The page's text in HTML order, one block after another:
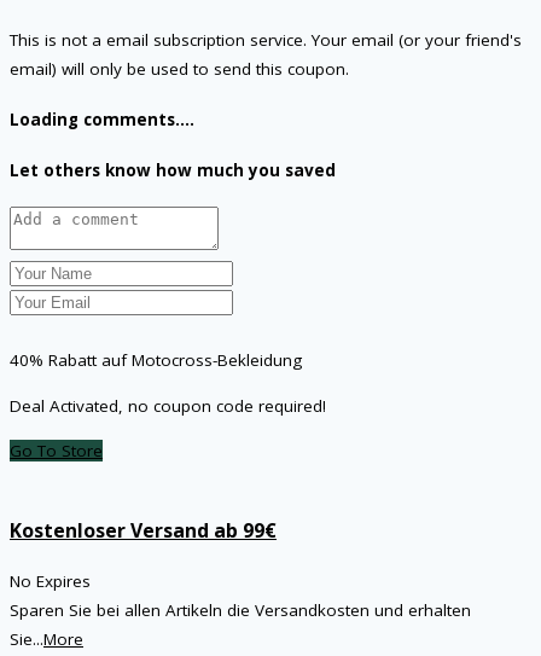
This is not a email subscription service. Your email (or your friend's
email) will only be used to send this coupon.
Loading comments....
Let others know how much you saved
40% Rabatt auf Motocross-Bekleidung
Deal Activated, no coupon code required!
Go To Store
Kostenloser Versand ab 99€
No Expires
Sparen Sie bei allen Artikeln die Versandkosten und erhalten
Sie...More